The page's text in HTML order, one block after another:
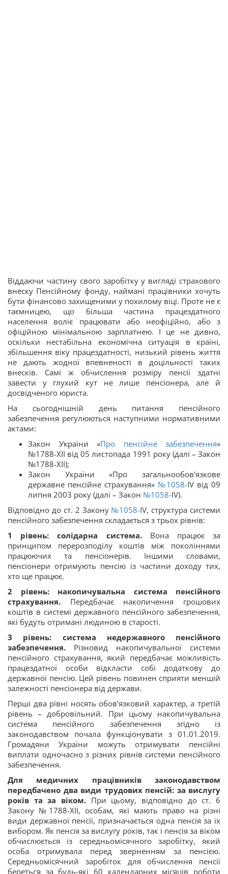
Віддаючи частину свого заробітку у вигляді страхового
внеску Пенсійному фонду, наймані працівники хочуть
бути фінансово захищеними у похилому віці. Проте не є
таємницею, що більша частина працездатного
населення воліє працювати або неофіційно, або з
офіційною мінімальною зарплатнею. І це не дивно,
оскільки нестабільна економічна ситуація в країні,
збільшення віку працездатності, низький рівень життя
не дають жодної впевненості в доцільності таких
внесків. Самі ж обчислення розміру пенсії здатні
завести у глухий кут не лише пенсіонера, але й
досвідченого юриста.
На сьогоднішній день питання пенсійного
забезпечення регулюються наступними нормативними
актами:
Закон України «Про пенсійне забезпечення»
№1788-XII від 05 листопада 1991 року (далі – Закон
№1788-XII);
Закон України «Про загальнообов’язкове
державне пенсійне страхування» №1058-IV від 09
липня 2003 року (далі – Закон №1058-IV).
Відповідно до ст. 2 Закону №1058-IV, структура системи
пенсійного забезпечення складається з трьох рівнів:
1 рівень: солідарна система. Вона працює за
принципом перерозподілу коштів між поколіннями
працюючих та пенсіонерів. Іншими словами,
пенсіонери отримують пенсію із частини доходу тих,
хто ще працює.
2 рівень: накопичувальна система пенсійного
страхування. Передбачає накопичення грошових
коштів в системі державного пенсійного забезпечення,
які будуть отримані людиною в старості.
3 рівень: система недержавного пенсійного
забезпечення. Різновид накопичувальної системи
пенсійного страхування, який передбачає можливість
працездатної особи відкласти собі додаткову до
державної пенсію. Цей рівень повинен сприяти меншій
залежності пенсіонера від держави.
Перші два рівні носять обов’язковий характер, а третій
рівень – добровільний. При цьому накопичувальна
система пенсійного забезпечення згідно із
законодавством почала функціонувати з 01.01.2019.
Громадяни України можуть отримувати пенсійні
виплати одночасно з різних рівнів системи пенсійного
забезпечення.
Для медичних працівників законодавством
передбачено два види трудових пенсій: за вислугу
років та за віком. При цьому, відповідно до ст. 6
Закону №1788-XII, особам, які мають право на різні
види державної пенсії, призначається одна пенсія за їх
вибором. Як пенсія за вислугу років, так і пенсія за віком
обчислюється із середньомісячного заробітку, який
особа отримувала перед зверненням за пенсією.
Середньомісячний заробіток для обчислення пенсії
береться за будь-які 60 календарних місяців роботи